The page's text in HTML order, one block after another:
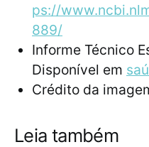
ps://
889/
Informe Técnico
Disponível em
Crédito da
Leia também